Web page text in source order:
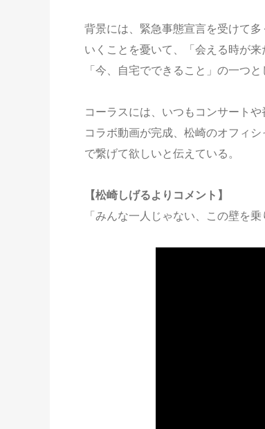
背景には、緊急事態宣言を受けて
いくことを憂いて、「会える時が
「今、自宅でできること」の一つ
コーラスには、いつもコンサートや
コラボ動画が完成、松崎のオフィ
で繋げて欲しいと伝えている。
【松崎しげるよりコメント】
「みんな一人じゃない、この壁を